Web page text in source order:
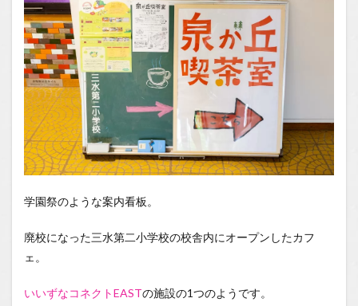
学園祭のような案内看板。
廃校になった三水第二小学校の校舎内にオープンしたカフ
ェ。
いいずなコネクトEASTの施設の1つのようです。